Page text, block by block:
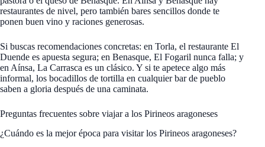
restaurantes de nivel, pero también bares sencillos donde te
ponen buen vino y raciones generosas.
Si buscas recomendaciones concretas: en Torla, el restaurante El
Duende es apuesta segura; en Benasque, El Fogaril nunca falla; y
en Aínsa, La Carrasca es un clásico. Y si te apetece algo más
informal, los bocadillos de tortilla en cualquier bar de pueblo
saben a gloria después de una caminata.
Preguntas frecuentes sobre viajar a los Pirineos aragoneses
¿Cuándo es la mejor época para visitar los Pirineos aragoneses?